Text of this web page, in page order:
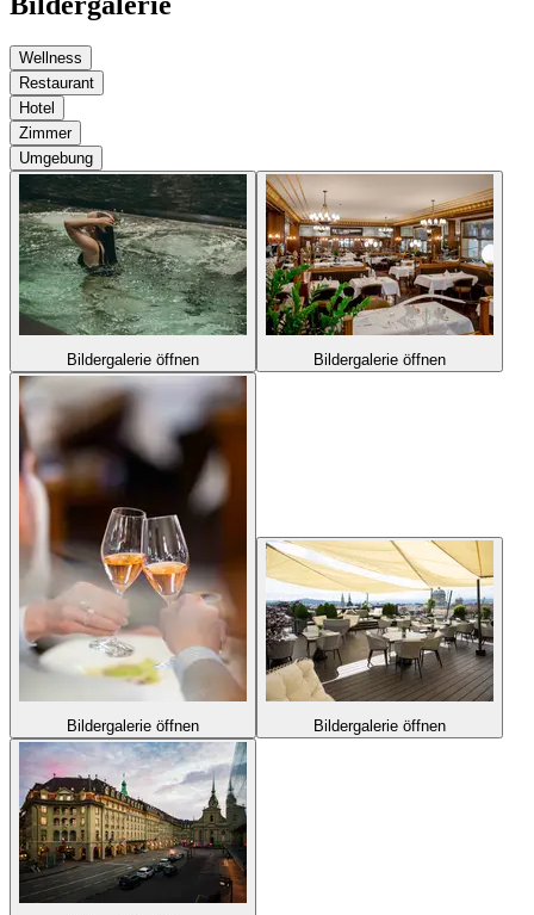
Wellness
Restaurant
Hotel
Zimmer
Umgebung
Bildergalerie öffnen Bildergalerie öffnen
Bildergalerie öffnen Bildergalerie öffnen